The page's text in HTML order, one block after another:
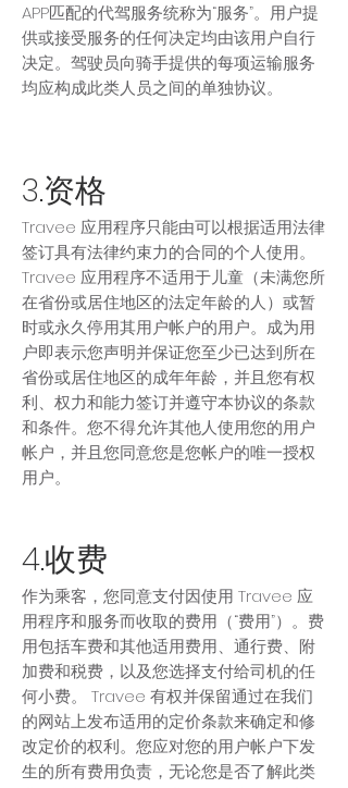
APP匹配的代驾服务统称为“服务”。用户提
供或接受服务的任何决定均由该用户自行
决定。驾驶员向骑手提供的每项运输服务
均应构成此类人员之间的单独协议。
3.资格
Travee 应用程序只能由可以根据适用法律
签订具有法律约束力的合同的个人使用。
Travee 应用程序不适用于儿童（未满您所
在省份或居住地区的法定年龄的人）或暂
时或永久停用其用户帐户的用户。成为用
户即表示您声明并保证您至少已达到所在
省份或居住地区的成年年龄，并且您有权
利、权力和能力签订并遵守本协议的条款
和条件。您不得允许其他人使用您的用户
帐户，并且您同意您是您帐户的唯一授权
用户。
4.收费
作为乘客，您同意支付因使用 Travee 应
用程序和服务而收取的费用（“费用”）。费
用包括车费和其他适用费用、通行费、附
加费和税费，以及您选择支付给司机的任
何小费。 Travee 有权并保留通过在我们
的网站上发布适用的定价条款来确定和修
改定价的权利。您应对您的用户帐户下发
生的所有费用负责，无论您是否了解此类